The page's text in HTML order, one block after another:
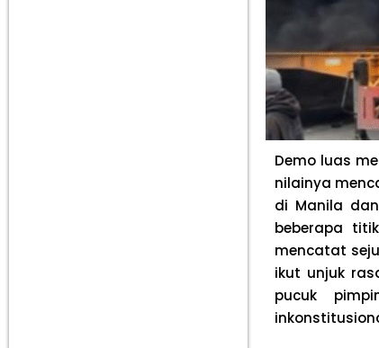
Demo luas
nilainya
di Manila
beberapa
mencatat
ikut unjuk
pucuk